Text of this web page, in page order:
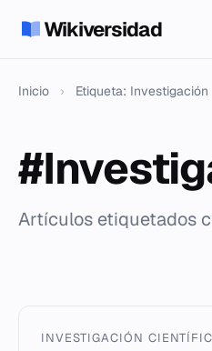
Wikiversidad
Inicio › Etiqueta: Investigación
Artículos etiquetados
INVESTIGACIÓN